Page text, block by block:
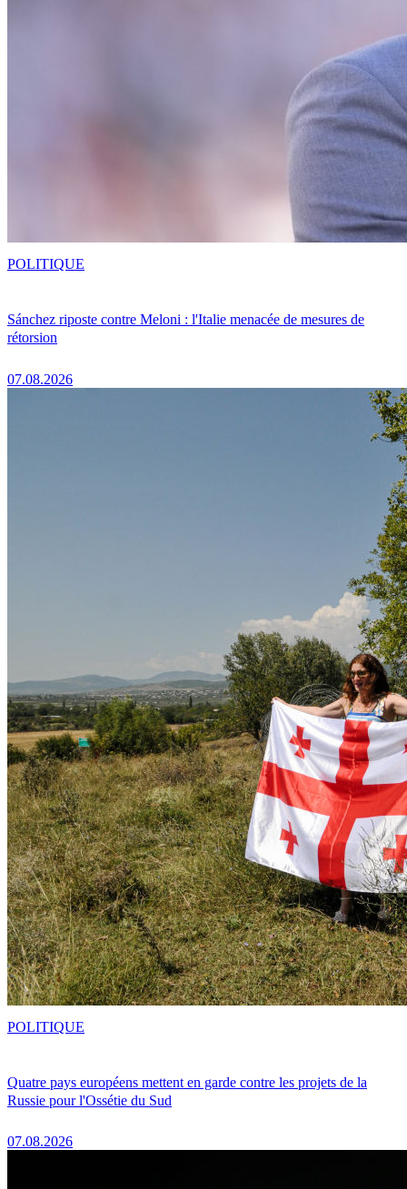
Sánchez riposte contre Meloni : l'Italie menacée de mesures de
rétorsion
07.08.2026
POLITIQUE
Quatre pays européens mettent en garde contre les projets de la
Russie pour l'Ossétie du Sud
07.08.2026
POLITIQUE